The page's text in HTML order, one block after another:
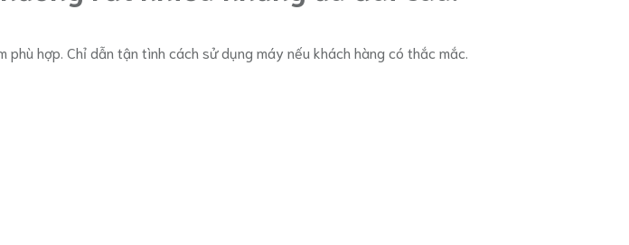
hợp. Chỉ dẫn tận tình cách sử dụng máy nếu khách hàng có thắc mắc.